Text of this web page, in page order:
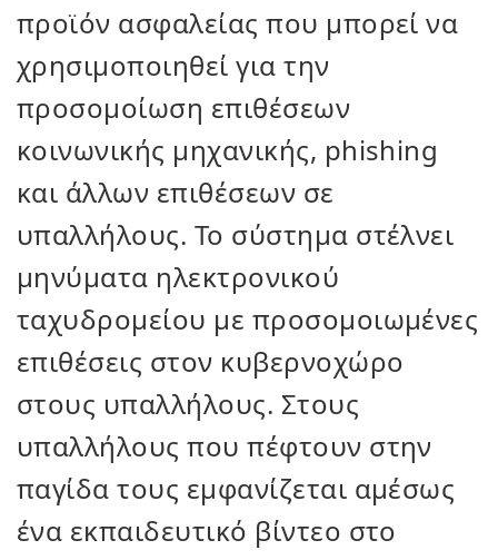
προϊόν ασφαλείας που μπορεί να
χρησιμοποιηθεί για την
προσομοίωση επιθέσεων
κοινωνικής μηχανικής, phishing
και άλλων επιθέσεων σε
υπαλλήλους. Το σύστημα στέλνει
μηνύματα ηλεκτρονικού
ταχυδρομείου με προσομοιωμένες
επιθέσεις στον κυβερνοχώρο
στους υπαλλήλους. Στους
υπαλλήλους που πέφτουν στην
παγίδα τους εμφανίζεται αμέσως
ένα εκπαιδευτικό βίντεο στο